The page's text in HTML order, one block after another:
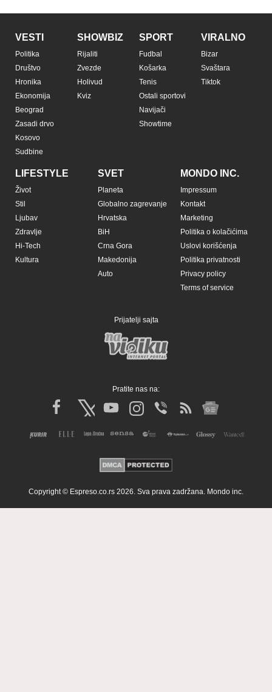
VESTI
Politika
Društvo
Hronika
Ekonomija
Beograd
Zasadi drvo
Kosovo
Sudbine
SHOWBIZ
Rijaliti
Zvezde
Holivud
Kviz
SPORT
Fudbal
Košarka
Tenis
Ostali sportovi
Navijači
Showtime
VIRALNO
Bizar
Svaštara
Tiktok
LIFESTYLE
Život
Stil
Ljubav
Zdravlje
Hi-Tech
Kultura
SVET
Planeta
Globalno zagrevanje
Hrvatska
BiH
Crna Gora
Makedonija
Auto
MONDO INC.
Impressum
Kontakt
Marketing
Politika o kolačićima
Uslovi korišćenja
Politika privatnosti
Privacy policy
Terms of service
Prijatelji sajta
Pratite nas na:
Copyright © Espreso.co.rs 2026. Sva prava zadržana. Mondo inc.